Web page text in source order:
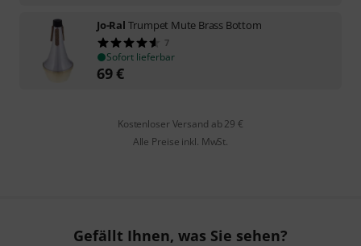
Jo-Ral Trumpet Mute Brass Bottom
7
Sofort lieferbar
69€
Kostenloser Versand ab 29 €
Alle Preise inkl. MwSt.
Gefällt Ihnen, was Sie sehen?